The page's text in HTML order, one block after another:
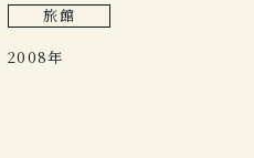
旅館
2008年